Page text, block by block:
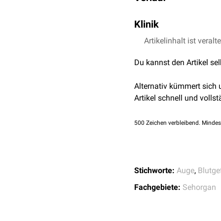
Venen entsteht. Es tritt in
verlassen. Es drainiert
Klinik
Einretinaler
Artikelinhalt ist
Du kannst den Artikel
Alternativ kümmert sich
Artikel schnell und
500 Zeichen verbleibend.
Stichworte: Auge,
Fachgebiete: Sehorgan